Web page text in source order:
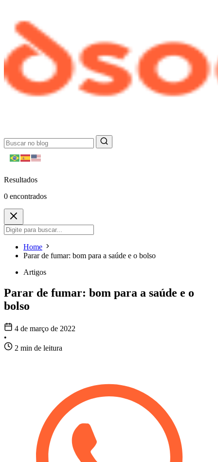
Resultados
0 encontrados
Home
Parar de fumar: bom para a saúde e o bolso
Artigos
Parar de fumar: bom para a saúde e o
bolso
4 de março de 2022
•
2 min de leitura